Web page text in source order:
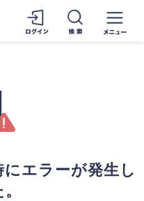
エラーが発生し